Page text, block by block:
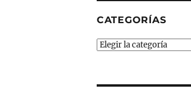
CATEGORÍAS
Categorías